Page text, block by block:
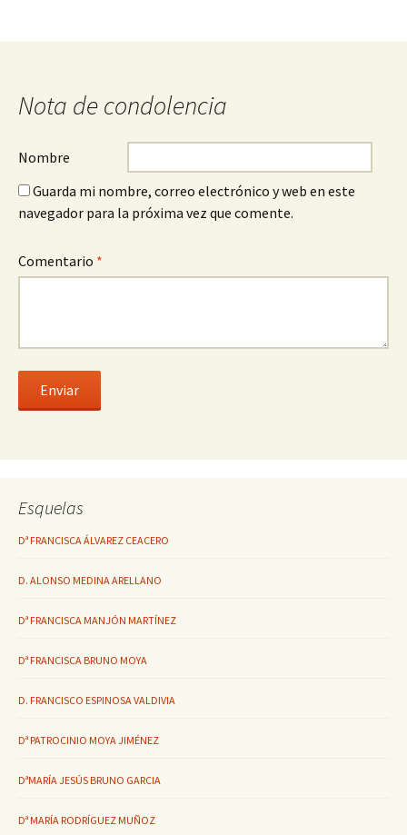
Nota de condolencia
Nombre
Guarda mi nombre, correo electrónico y web en este
navegador para la próxima vez que comente.
Comentario *
Esquelas
Dª FRANCISCA ÁLVAREZ CEACERO
D. ALONSO MEDINA ARELLANO
Dª FRANCISCA MANJÓN MARTÍNEZ
Dª FRANCISCA BRUNO MOYA
D. FRANCISCO ESPINOSA VALDIVIA
Dª PATROCINIO MOYA JIMÉNEZ
DªMARÍA JESÚS BRUNO GARCIA
Dª MARÍA RODRÍGUEZ MUÑOZ